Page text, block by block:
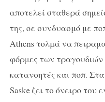
αποτελεί σταθερά
της, σε συνδυασμό με
Athens τολμά να
φόρμες των τραγουδιών
κατανοητές και ποπ.
Saske ζει το όνειρο του